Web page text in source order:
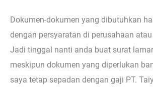
Dokumen-dokumen yang dibutuhkan
dengan persyaratan di perusahaan
Jadi tinggal nanti anda buat surat
meskipun dokumen yang diperlukan
saya tetap sepadan dengan gaji PT.